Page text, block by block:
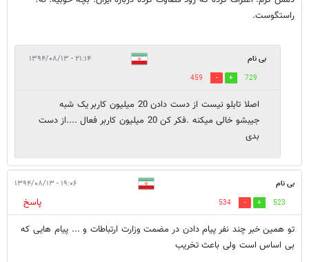
راستگوست.
بی نام ۲۱:۱۴ - ۱۳۹۴/۰۸/۱۳
729
459
اصلا تابلو نیست از دست دادن 20 میلیون کاربر یک شبه
جیبشو خالی میکنه .فکر کن 20 میلیون کاربر فعال ....از دست
بدی
بی نام ۱۹:۰۶ - ۱۳۹۴/۰۸/۱۳
523
534
پاسخ
تو همین خبر چند نفر پیام دادن در مضمت وزارت ارتباطات و ... پیام هایی که
بی اساس است ولی باعث تخریب